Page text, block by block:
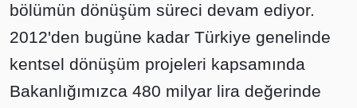
bölümün dönüşüm süreci devam ediyor.
2012'den bugüne kadar Türkiye genelinde
kentsel dönüşüm projeleri kapsamında
Bakanlığımızca 480 milyar lira değerinde